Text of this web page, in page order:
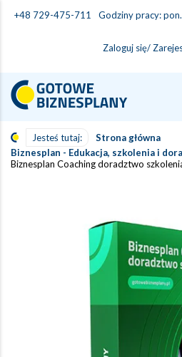
+48 729-475-711 Godziny pracy:
Zaloguj się/
Jesteś tutaj:
Strona główna
Biznesplan - Edukacja, szkolenia i
Biznesplan Coaching doradztwo